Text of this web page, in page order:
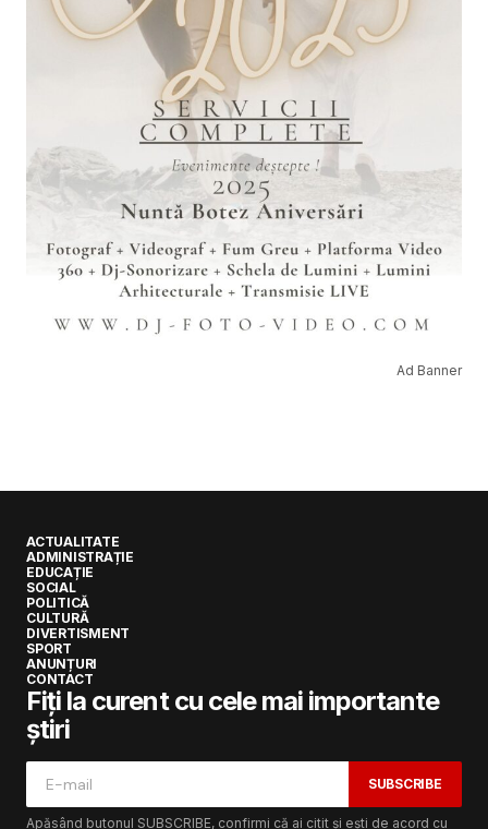
Ad Banner
ACTUALITATE
ADMINISTRAȚIE
EDUCAȚIE
SOCIAL
POLITICĂ
CULTURĂ
DIVERTISMENT
SPORT
ANUNȚURI
CONTACT
Fiți la curent cu cele mai importante
știri
SUBSCRIBE
Apăsând butonul SUBSCRIBE, confirmi că ai citit și ești de acord cu